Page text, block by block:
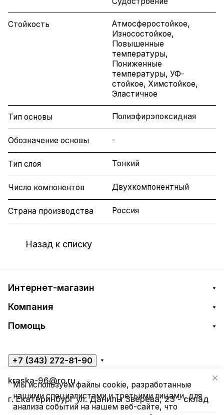
Стойкость
Атмосферостойкое,
Износостойкое,
Повышенные
температуры,
Пониженные
температуры, УФ-
стойкое, Химстойкое,
Эластичное
Тип основы Полиэфирэпоксидная
Обозначение основы -
Тип слоя Тонкий
Число компонентов Двухкомпонентный
Страна производства Россия
Назад к списку
Интернет-магазин
Компания
Помощь
+7 (343) 272-81-90
kraska-96@ro.ru
г. Екатеринбург ул. Данилы Зверева, 23 - склад
Мы используем файлы cookie, разработанные
нашими специалистами и третьими лицами, для
анализа событий на нашем веб-сайте, что